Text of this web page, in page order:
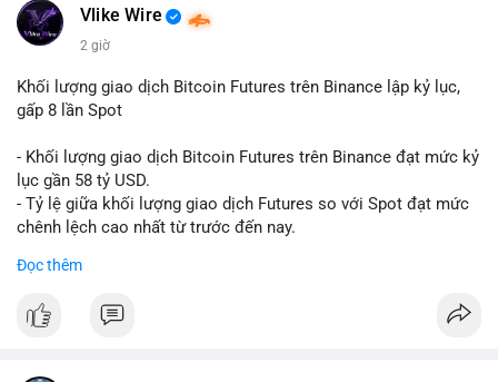
Vlike Wire
2 giờ
Khối lượng giao dịch Bitcoin Futures trên Binance lập kỷ lục,
gấp 8 lần Spot
- Khối lượng giao dịch Bitcoin Futures trên Binance đạt mức kỷ
lục gần 58 tỷ USD.
- Tỷ lệ giữa khối lượng giao dịch Futures so với Spot đạt mức
chênh lệch cao nhất từ trước đến nay.
dịch Spot.
#binance #btc
Đọc thêm